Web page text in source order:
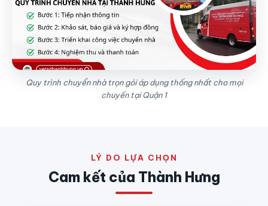
Quy trình chuyển nhà trọn gói áp dụng thống nhất cho mọi
chuyến tại Quận 1
LÝ DO LỰA CHỌN
Cam kết của Thành Hưng